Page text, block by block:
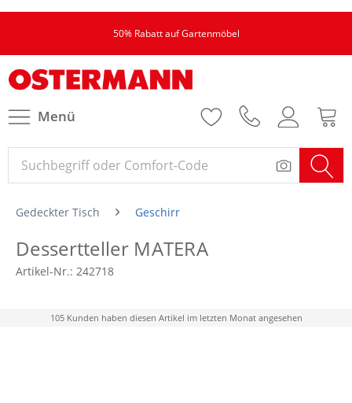
50% Rabatt auf Gartenmöbel
Menü
Gedeckter Tisch Geschirr
Dessertteller MATERA
Artikel-Nr.: 242718
105 Kunden haben diesen Artikel im letzten Monat angesehen